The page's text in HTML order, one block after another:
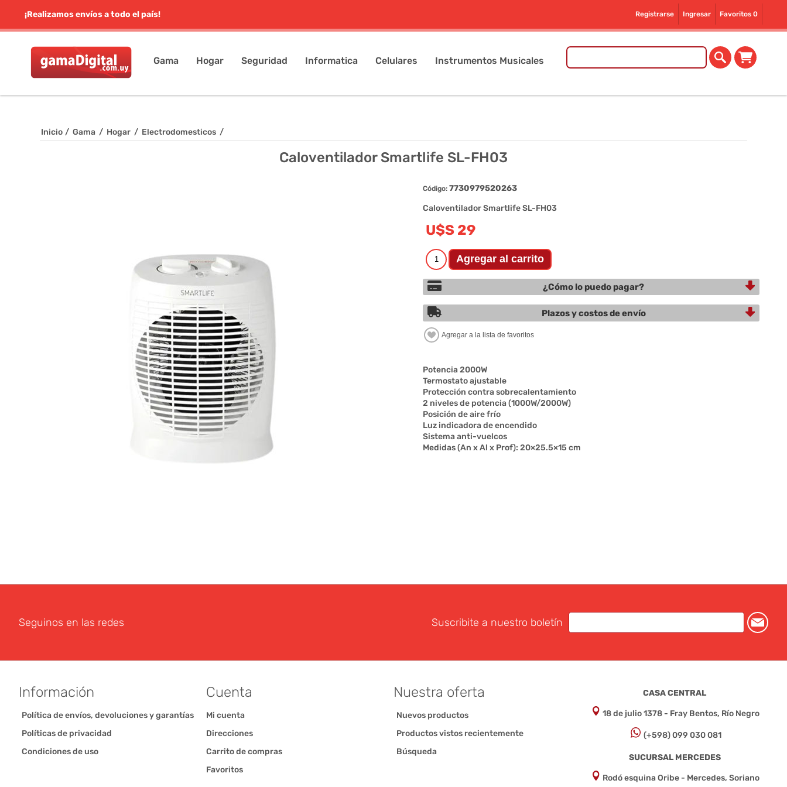
Registrarse Ingresar Favoritos 0
¡Realizamos envíos a todo el país!
Gama Hogar Seguridad Informatica Celulares Instrumentos Musicales
Inicio / Gama / Hogar / Electrodomesticos /
Caloventilador Smartlife SL-FH03
Código: 7730979520263
Caloventilador Smartlife SL-FH03
U$S 29
¿Cómo lo puedo pagar?
Plazos y costos de envío
Potencia 2000W
Termostato ajustable
Protección contra sobrecalentamiento
2 niveles de potencia (1000W/2000W)
Posición de aire frío
Luz indicadora de encendido
Sistema anti-vuelcos
Medidas (An x Al x Prof): 20×25.5×15 cm
Seguinos en las redes Suscribite a nuestro boletín
Información
Política de envíos, devoluciones y garantías
Políticas de privacidad
Condiciones de uso
Cuenta
Mi cuenta
Direcciones
Carrito de compras
Favoritos
Nuestra oferta
Nuevos productos
Productos vistos recientemente
Búsqueda
CASA CENTRAL
18 de julio 1378 - Fray Bentos, Río Negro
(+598) 099 030 081
SUCURSAL MERCEDES
Rodó esquina Oribe - Mercedes, Soriano